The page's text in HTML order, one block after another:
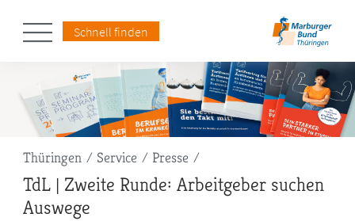
Schnell finden
Pfadnavigation
Thüringen Service Presse
TdL | Zweite Runde: Arbeitgeber suchen
Auswege